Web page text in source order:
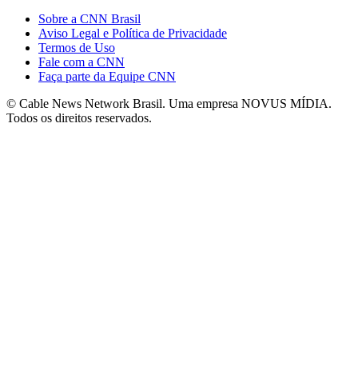
Sobre a CNN Brasil
Aviso Legal e Política de Privacidade
Termos de Uso
Fale com a CNN
Faça parte da Equipe CNN
© Cable News Network Brasil. Uma empresa NOVUS MÍDIA.
Todos os direitos reservados.